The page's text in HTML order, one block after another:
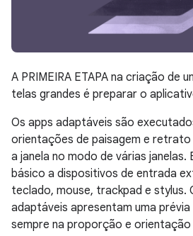
A PRIMEIRA ETAPA na criação de
telas grandes é preparar o
Os apps adaptáveis são
orientações de paisagem e
a janela no modo de várias janelas.
básico a dispositivos de entrada
teclado, mouse, trackpad e stylus.
adaptáveis apresentam uma
sempre na proporção e orientação